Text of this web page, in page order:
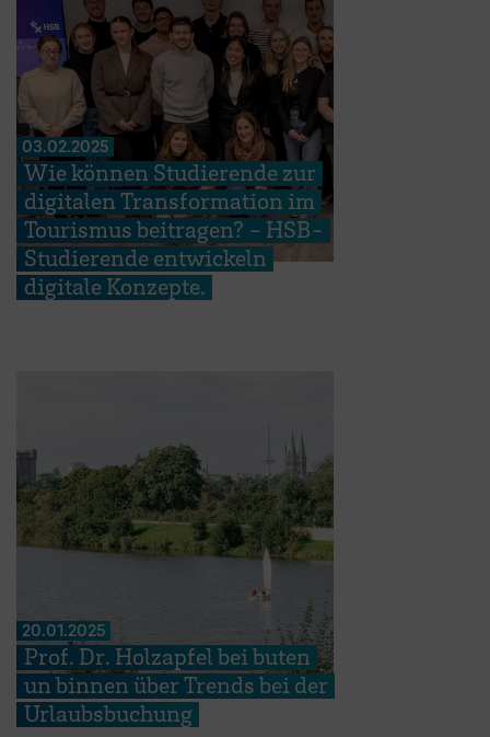
03.02.2025
Wie können Studierende zur
digitalen Transformation im
Tourismus beitragen? - HSB-
Studierende entwickeln
digitale Konzepte.
20.01.2025
Prof. Dr. Holzapfel bei buten
un binnen über Trends bei der
Urlaubsbuchung